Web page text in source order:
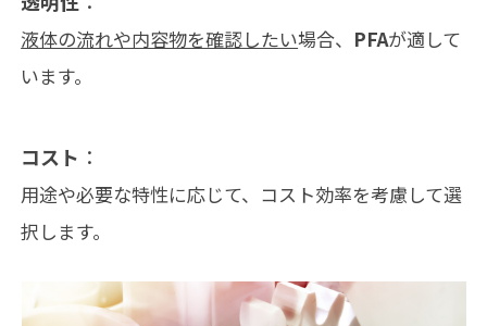
液体の流れや内容物を確認したい場合、 PFAが適して
います。
コスト ：
用途や必要な特性に応じて、コスト効率を考慮して選
択します。